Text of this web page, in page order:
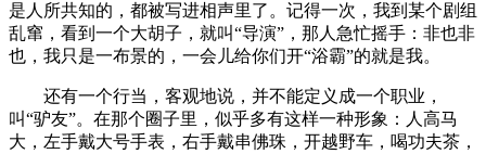
是人所共知的，都被写进相声里了。记得一次，我到某个剧组
乱窜，看到一个大胡子，就叫“导演”，那人急忙摇手：非也非
也，我只是一布景的，一会儿给你们开“浴霸”的就是我。
还有一个行当，客观地说，并不能定义成一个职业，
叫“驴友”。在那个圈子里，似乎多有这样一种形象：人高马
大，左手戴大号手表，右手戴串佛珠，开越野车，喝功夫茶，